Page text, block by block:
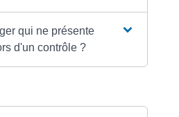
qui ne présente
d'un contrôle ?